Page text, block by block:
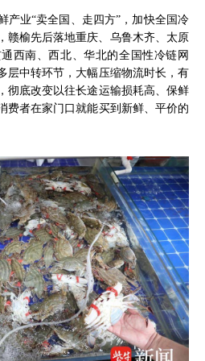
产业“卖全国、走四方”，加快全国冷
赣榆先后落地重庆、乌鲁木齐、太原
西南、西北、华北的全国性冷链网
层中转环节，大幅压缩物流时长，有
彻底改变以往长途运输损耗高、保鲜
费者在家门口就能买到新鲜、平价的